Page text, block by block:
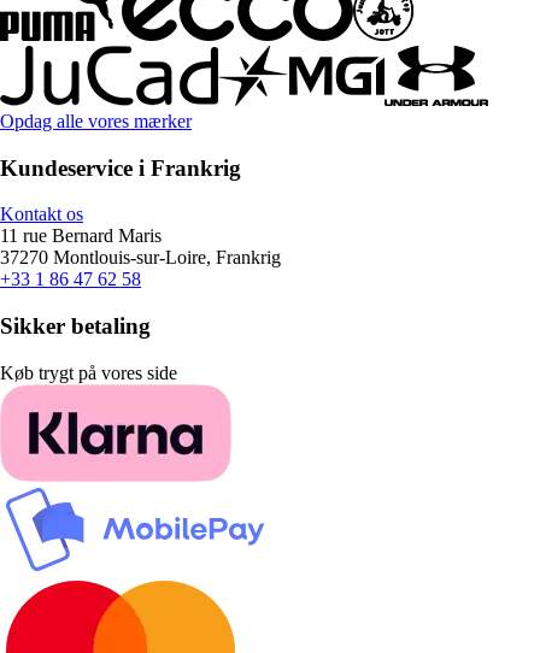
Opdag alle vores mærker
Kundeservice i Frankrig
Kontakt os
11 rue Bernard Maris
37270 Montlouis-sur-Loire, Frankrig
+33 1 86 47 62 58
Sikker betaling
Køb trygt på vores side